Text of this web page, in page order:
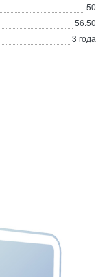
50
56.50
3 года